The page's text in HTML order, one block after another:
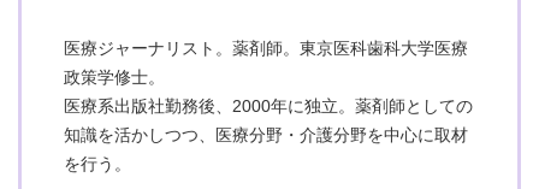
医療ジャーナリスト。薬剤師。東京医科歯科大学医療
政策学修士。
医療系出版社勤務後、2000年に独立。薬剤師としての
知識を活かしつつ、医療分野・介護分野を中心に取材
を行う。